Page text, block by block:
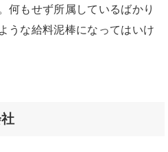
何もせず所属しているばかり
うな給料泥棒になってはいけ